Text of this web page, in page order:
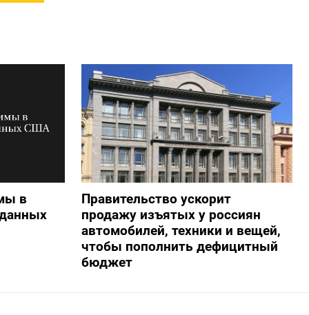
в
Правительство ускорит
продажу изъятых у россиян
автомобилей, техники и вещей,
чтобы пополнить дефицитный
бюджет